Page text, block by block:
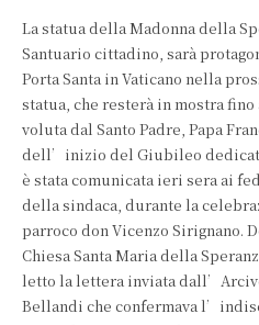
La statua della Madonna della
Santuario cittadino, sarà
Porta Santa in Vaticano nella
statua, che resterà in mostra fino
voluta dal Santo Padre, Papa
dell’inizio del Giubileo
è stata comunicata ieri sera ai
della sindaca, durante la
parroco don Vicenzo Sirignano.
Chiesa Santa Maria della
letto la lettera inviata
Bellandi che confermava